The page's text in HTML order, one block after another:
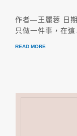
作者—王麗蓉 日
只做一件事，在
READ MORE